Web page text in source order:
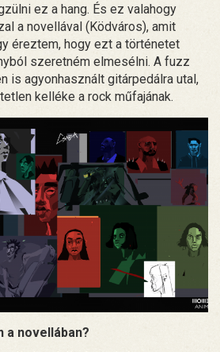
ez a hang. És ez valahogy
a novellával (Ködváros), amit
éreztem, hogy ezt a történetet
szeretném elmesélni. A fuzz
is agyonhasznált gitárpedálra utal,
kelléke a rock műfajának.
a novellában?